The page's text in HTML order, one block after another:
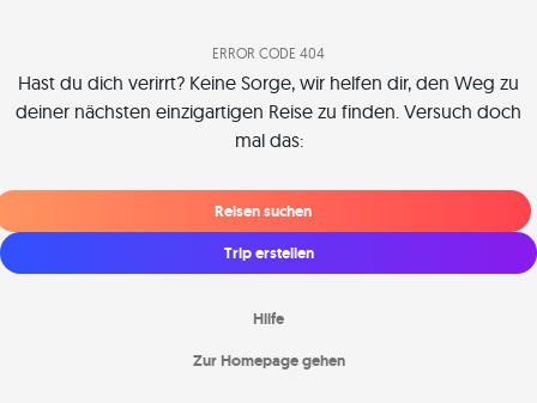
ERROR CODE 404
Hast du dich verirrt? Keine Sorge, wir helfen dir, den Weg zu
deiner nächsten einzigartigen Reise zu finden. Versuch doch
mal das:
Reisen suchen
Trip erstellen
Hilfe
Zur Homepage gehen